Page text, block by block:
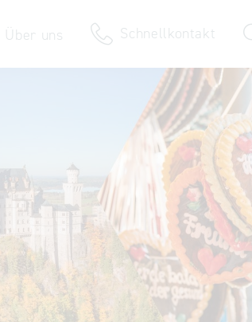
Über uns Schnellkontakt
International